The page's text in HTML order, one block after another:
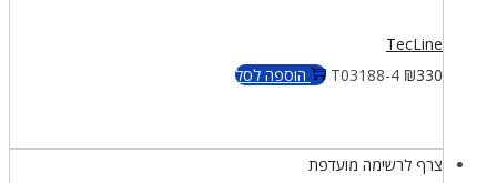
TecLine
T03188-4 ₪330 הוספה לסל
צרף לרשימה מועדפת